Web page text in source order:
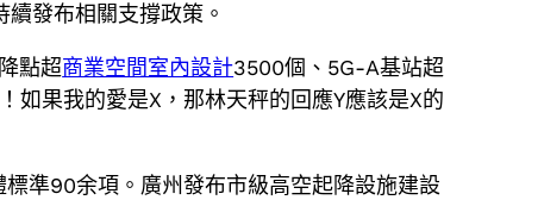
發布相關支撐政策。
點超商業空間室內設計3500個、5G-A基站超
如果我的愛是X，那林天秤的回應Y應該是X的
準90余項。廣州發布市級高空起降設施建設